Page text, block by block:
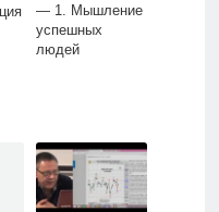
— 1. Мышление
успешных
людей